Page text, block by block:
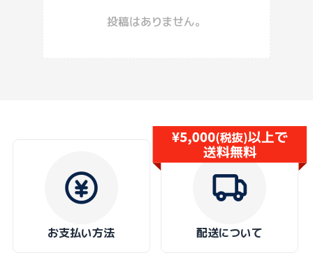
投稿はありません。
お支払い方法 配送について